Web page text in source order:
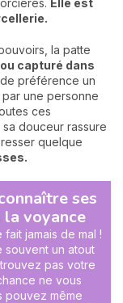
Elle est
la patte
capturé dans
préférence un
une personne
ces
douceur rassure
quelque
ses
la voyance
jamais de mal !
souvent un atout
pas votre
ne vous
pouvez même